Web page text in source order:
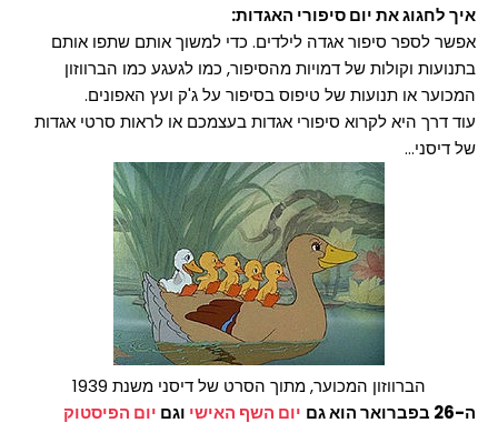
איך לחגוג את יום סיפורי האגדות:
אפשר לספר סיפור אגדה לילדים. כדי למשוך אותם שתפו אותם
בתנועות וקולות של דמויות מהסיפור, כמו לגעגע כמו הברווזון
המכוער או תנועות של טיפוס בסיפור על ג'ק ועץ האפונים.
עוד דרך היא לקרוא סיפורי אגדות בעצמכם או לראות סרטי אגדות
של דיסני...
הברווזון המכוער, מתוך הסרט של דיסני משנת 1939
ה-26 בפברואר הוא גם
יום השף האישי וגם יום הפיסטוק